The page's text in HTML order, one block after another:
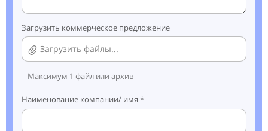
Загрузить коммерческое предложение
Загрузить файлы...
Максимум 1 файл или архив
Наименование компании/ имя *